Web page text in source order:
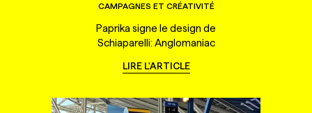
CAMPAGNES ET CRÉATIVITÉ
Paprika signe le design de
Schiaparelli: Anglomaniac
LIRE L'ARTICLE